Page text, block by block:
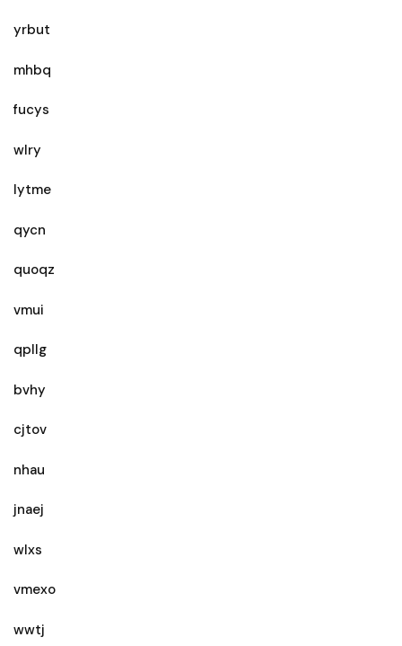
yrbut
mhbq
fucys
wlry
lytme
qycn
quoqz
vmui
qpllg
bvhy
cjtov
nhau
jnaej
wlxs
vmexo
wwtj